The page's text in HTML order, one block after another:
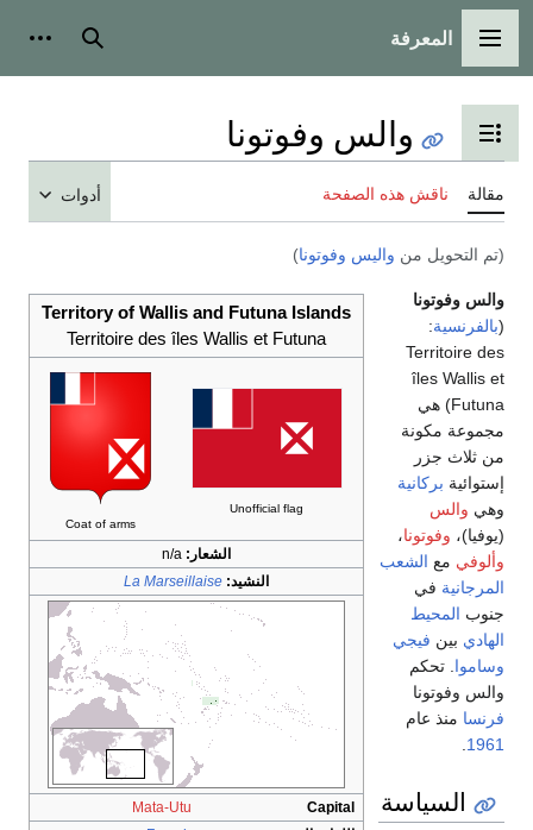
القائمة الرئيسية
المعرفة بحث
تبديل عرض جدول المحتويات
والس وفوتونا
مقالة ناقش هذه الصفحة أدوات
(تم التحويل من واليس وفوتونا)
Territory of Wallis and Futuna Islands
Territoire des îles Wallis et Futuna
Unofficial flag
Coat of arms
الشعار: n/a
النشيد: La Marseillaise
Capital
Mata-Utu
والس وفوتونا
(بالفرنسية:
Territoire des
îles Wallis et
Futuna) هي
مجموعة مكونة
من ثلاث جزر
إستوائية بركانية
وهي والس
(يوفيا)، وفوتونا،
وألوفي مع الشعب
المرجانية في
جنوب المحيط
الهادي بين فيجي
وساموا . تحكم
والس وفوتونا
فرنسا منذ عام
1961
السياسة